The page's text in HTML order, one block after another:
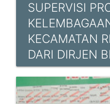
SUPERVISI
KECAMATAN
DARI DIRJEN